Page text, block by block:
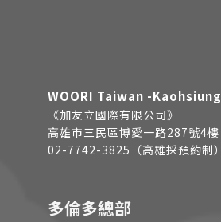
WOORI Taiwan -Kaohsiung
《加友立國際有限公司》
高雄市三民區博愛一路287號4樓
02-7742-3825（高雄採預約制）
多倫多總部